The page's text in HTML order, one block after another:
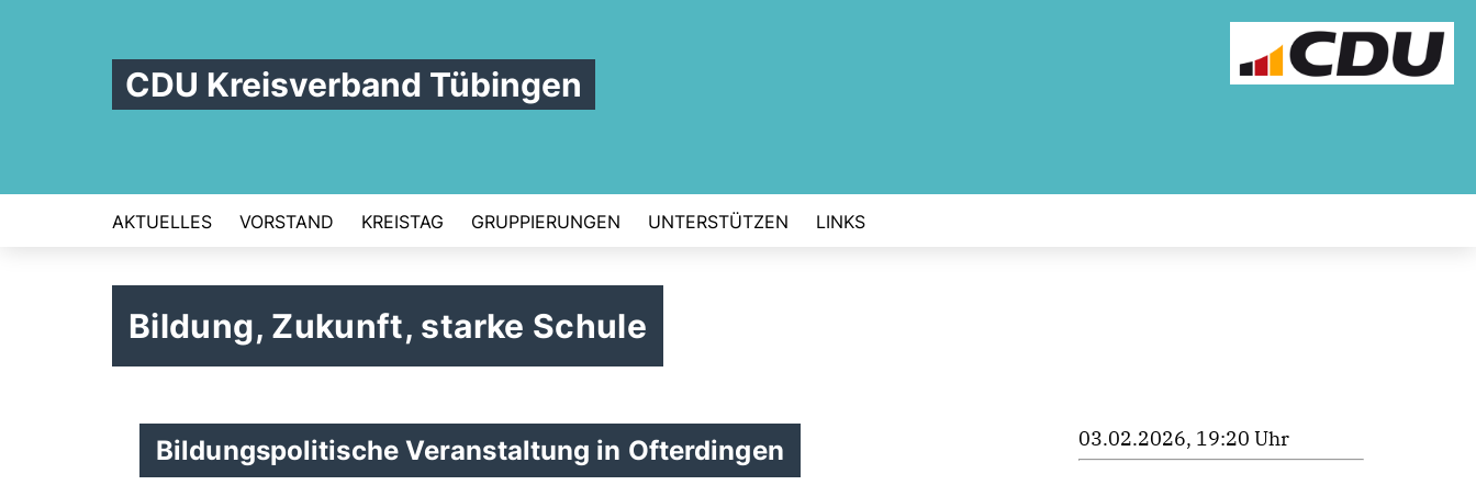
CDU Kreisverband Tübingen
AKTUELLES VORSTAND KREISTAG GRUPPIERUNGEN UNTERSTÜTZEN LINKS
Bildung, Zukunft, starke Schule
Bildungspolitische Veranstaltung in Ofterdingen 03.02.2026, 19:20 Uhr